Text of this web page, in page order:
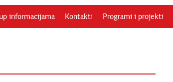
informacijama Kontakti Programi i projekti